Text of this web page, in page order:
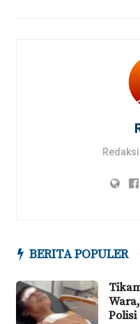
BERITA POPULER
Polisi